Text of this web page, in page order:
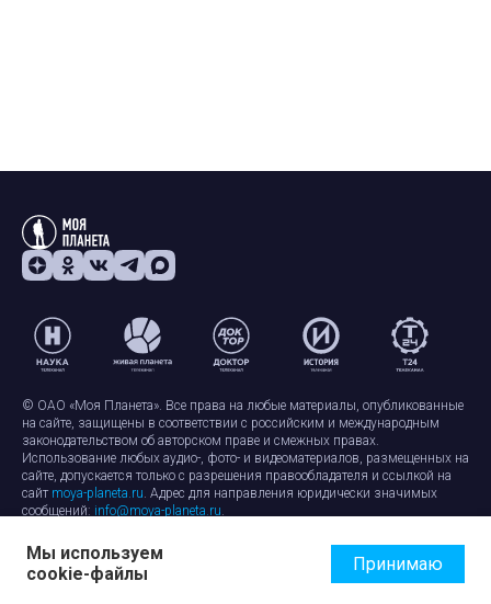
© ОАО «Моя Планета». Все права на любые материалы, опубликованные
на сайте, защищены в соответствии с российским и международным
законодательством об авторском праве и смежных правах.
Использование любых аудио-, фото- и видеоматериалов, размещенных на
сайте, допускается только с разрешения правообладателя и ссылкой на
сайт moya-planeta.ru. Адрес для направления юридически значимых
сообщений: info@moya-planeta.ru.
Правила сайтаРабота с cookie-файлами
Защита персональных данных
Обработка персональных данных
Мы используем
cookie-файлы
Принимаю